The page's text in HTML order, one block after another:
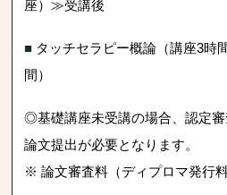
座）≫受講後
■ タッチセラピー概論（講座3時
間）
◎基礎講座未受講の場合、認定
論文提出が必要となります。
※ 論文審査料（ディプロマ発行